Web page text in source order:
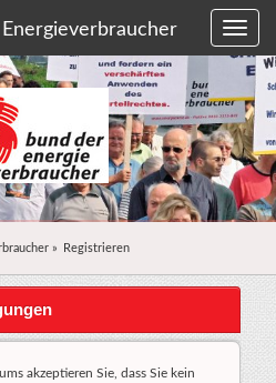
» Registrieren
akzeptieren Sie, dass Sie kein